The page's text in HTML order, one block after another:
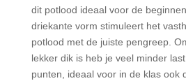
dit potlood ideaal voor de
driekante vorm stimuleert het
potlood met de juiste pengreep.
lekker dik is heb je veel minder
punten, ideaal voor in de klas ook